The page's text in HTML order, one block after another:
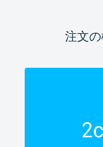
注文